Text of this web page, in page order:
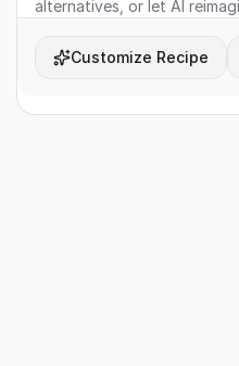
alternatives, or let AI
Customize Recipe